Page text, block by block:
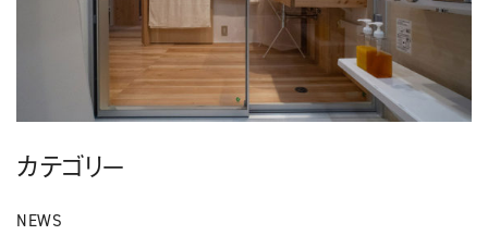
カテゴリー
NEWS